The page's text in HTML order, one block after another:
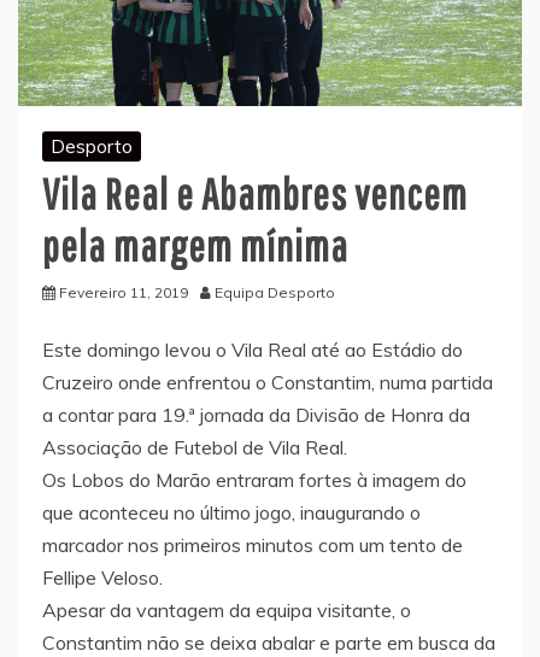
Desporto
Vila Real e Abambres vencem
pela margem mínima
Fevereiro 11, 2019 Equipa Desporto
Este domingo levou o Vila Real até ao Estádio do
Cruzeiro onde enfrentou o Constantim, numa partida
a contar para 19.ª jornada da Divisão de Honra da
Associação de Futebol de Vila Real.
Os Lobos do Marão entraram fortes à imagem do
que aconteceu no último jogo, inaugurando o
marcador nos primeiros minutos com um tento de
Fellipe Veloso.
Apesar da vantagem da equipa visitante, o
Constantim não se deixa abalar e parte em busca da